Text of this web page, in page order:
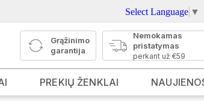
Select Language ▼
Grąžinimo
garantija
Nemokamas
pristatymas
perkant už €59
PREKIŲ ŽENKLAI